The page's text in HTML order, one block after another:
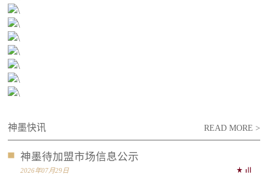
READ MORE >
神墨快讯
神墨待加盟市场信息公示
2026年07月29日